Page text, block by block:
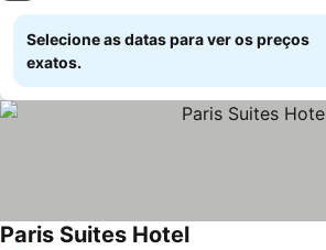
Selecione as datas para ver os preços
exatos.
Paris Suites Hotel